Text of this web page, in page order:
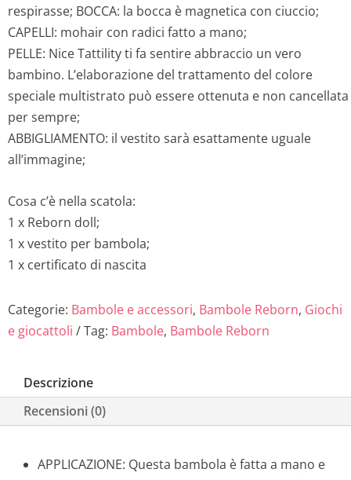
respirasse; BOCCA: la bocca è magnetica con ciuccio;
CAPELLI: mohair con radici fatto a mano;
PELLE: Nice Tattility ti fa sentire abbraccio un vero
bambino. L’elaborazione del trattamento del colore
speciale multistrato può essere ottenuta e non cancellata
per sempre;
ABBIGLIAMENTO: il vestito sarà esattamente uguale
all’immagine;
Cosa c’è nella scatola:
1 x Reborn doll;
1 x vestito per bambola;
1 x certificato di nascita
Categorie: Bambole e accessori, Bambole Reborn, Giochi
e giocattoli
Tag: Bambole, Bambole Reborn
Descrizione
Recensioni (0)
APPLICAZIONE: Questa bambola è fatta a mano e